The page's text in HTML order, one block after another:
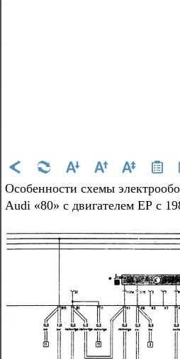
Особенности схемы
Audi «80» с двигателем ЕР с